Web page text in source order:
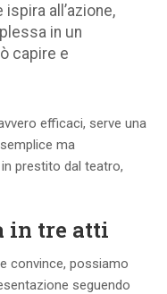
all’azione,
in un
capire e
efficaci, serve una
ma
prestito dal teatro,
in tre atti
convince, possiamo
seguendo